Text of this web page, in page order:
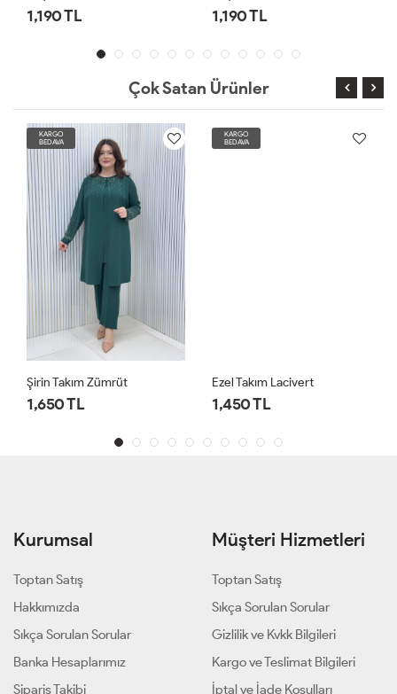
1,190 TL 1,190 TL
Çok Satan Ürünler
KARGO
BEDAVA
Şirin Takım Zümrüt
1,650 TL
KARGO
BEDAVA
Ezel Takım Lacivert
1,450 TL
Kurumsal
Toptan Satış
Hakkımızda
Sıkça Sorulan Sorular
Banka Hesaplarımız
Sipariş Takibi
Müşteri Hizmetleri
Toptan Satış
Sıkça Sorulan Sorular
Gizlilik ve Kvkk Bilgileri
Kargo ve Teslimat Bilgileri
İptal ve İade Koşulları